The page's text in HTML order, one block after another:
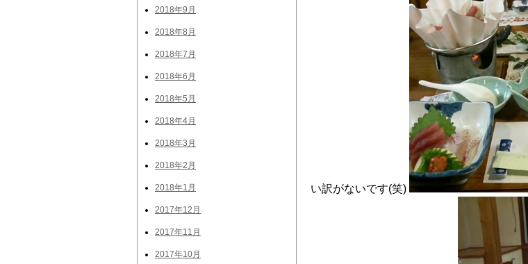
い訳がないです(笑)
2018年9月
2018年8月
2018年7月
2018年6月
2018年5月
2018年4月
2018年3月
2018年2月
2018年1月
2017年12月
2017年11月
2017年10月